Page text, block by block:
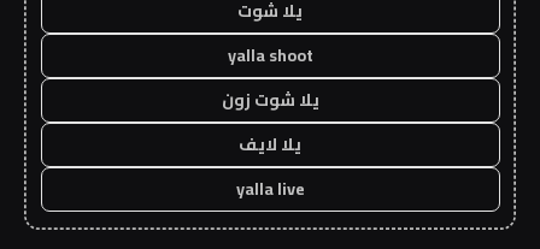
يلا شوت
yalla shoot
يلا شوت زون
يلا لايف
yalla live